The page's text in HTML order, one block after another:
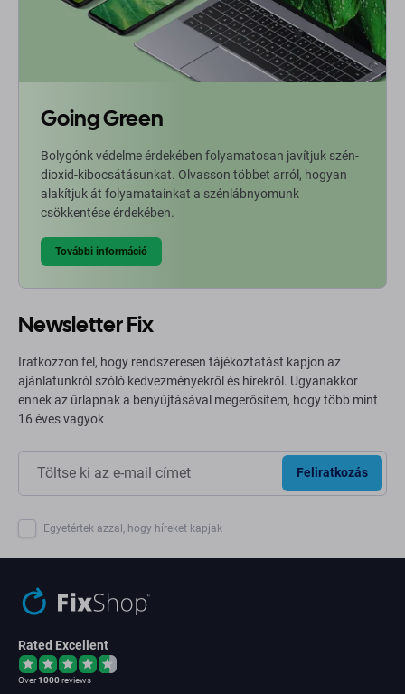
Going Green
Bolygónk védelme érdekében folyamatosan javítjuk szén-
dioxid-kibocsátásunkat. Olvasson többet arról, hogyan
alakítjuk át folyamatainkat a szénlábnyomunk
csökkentése érdekében.
További információ
Newsletter Fix
Iratkozzon fel, hogy rendszeresen tájékoztatást kapjon az
ajánlatunkról szóló kedvezményekről és hírekről. Ugyanakkor
ennek az űrlapnak a benyújtásával megerősítem, hogy több mint
16 éves vagyok
Feliratkozás
Egyetértek azzal, hogy híreket kapjak
Rated Excellent
Over1000reviews